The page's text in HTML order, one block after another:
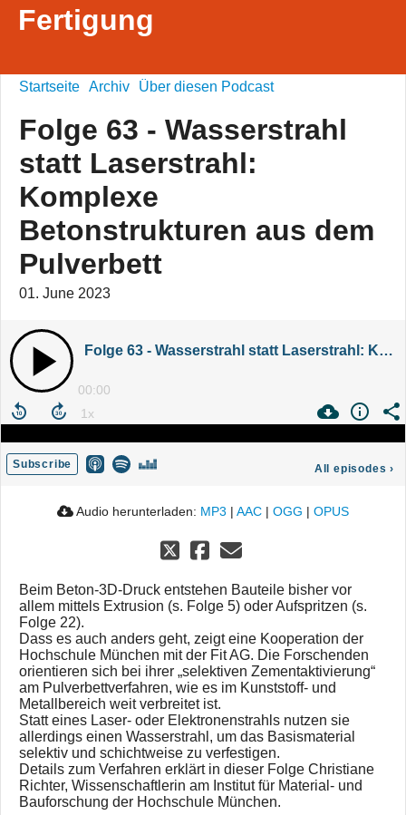
Fertigung
Startseite Archiv Über diesen Podcast
Folge 63 - Wasserstrahl
statt Laserstrahl:
Komplexe
Betonstrukturen aus dem
Pulverbett
01. June 2023
Folge 63 - Wasserstrahl statt Laserstrahl: Komplexe Betonstrukturen aus dem Pulverbett
00:00
Subscribe All episodes ›
Audio herunterladen: MP3 | AAC | OGG | OPUS
Beim Beton-3D-Druck entstehen Bauteile bisher vor
allem mittels Extrusion (s. Folge 5) oder Aufspritzen (s.
Folge 22).
Dass es auch anders geht, zeigt eine Kooperation der
Hochschule München mit der Fit AG. Die Forschenden
orientieren sich bei ihrer „selektiven Zementaktivierung“
am Pulverbettverfahren, wie es im Kunststoff- und
Metallbereich weit verbreitet ist.
Statt eines Laser- oder Elektronenstrahls nutzen sie
allerdings einen Wasserstrahl, um das Basismaterial
selektiv und schichtweise zu verfestigen.
Details zum Verfahren erklärt in dieser Folge Christiane
Richter, Wissenschaftlerin am Institut für Material- und
Bauforschung der Hochschule München.